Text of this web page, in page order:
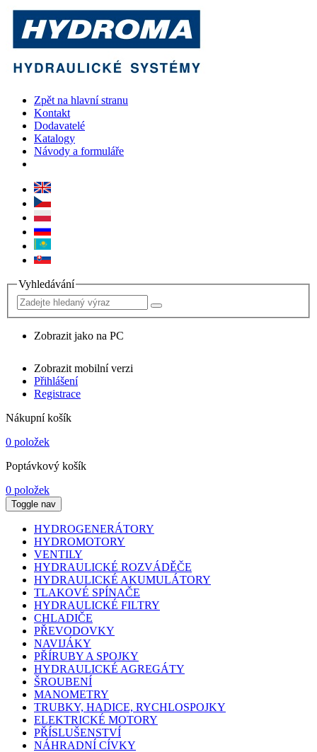
Zpět na hlavní stranu
Kontakt
Dodavatelé
Katalogy
Návody a formuláře
Vyhledávání
Zobrazit jako na PC
Zobrazit mobilní verzi
Přihlášení
Registrace
Nákupní košík
0 položek
Poptávkový košík
0 položek
Toggle nav
HYDROGENERÁTORY
HYDROMOTORY
VENTILY
HYDRAULICKÉ ROZVÁDĚČE
HYDRAULICKÉ AKUMULÁTORY
TLAKOVÉ SPÍNAČE
HYDRAULICKÉ FILTRY
CHLADIČE
PŘEVODOVKY
NAVIJÁKY
PŘÍRUBY A SPOJKY
HYDRAULICKÉ AGREGÁTY
ŠROUBENÍ
MANOMETRY
TRUBKY, HADICE, RYCHLOSPOJKY
ELEKTRICKÉ MOTORY
PŘÍSLUŠENSTVÍ
NÁHRADNÍ CÍVKY